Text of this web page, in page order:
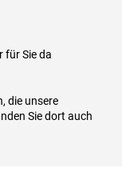
für Sie da
die unsere
Sie dort auch